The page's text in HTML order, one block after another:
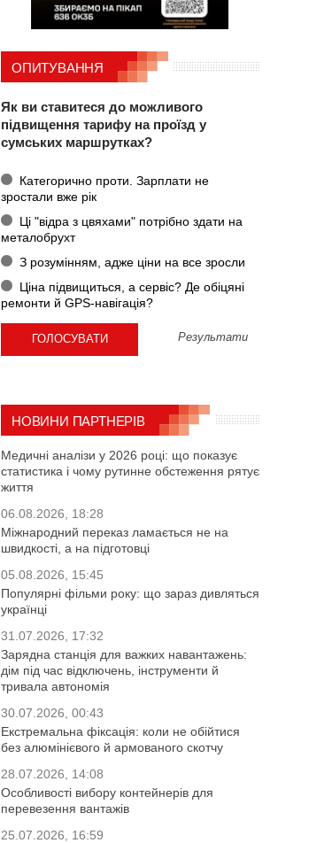
ОПИТУВАННЯ
Як ви ставитеся до можливого
підвищення тарифу на проїзд у
сумських маршрутках?
Категорично проти. Зарплати не
зростали вже рік
Ці "відра з цвяхами" потрібно здати на
металобрухт
З розумінням, адже ціни на все зросли
Ціна підвищиться, а сервіс? Де обіцяні
ремонти й GPS-навігація?
Результати
НОВИНИ ПАРТНЕРІВ
Медичні аналізи у 2026 році: що показує
статистика і чому рутинне обстеження рятує
життя
06.08.2026, 18:28
Міжнародний переказ ламається не на
швидкості, а на підготовці
05.08.2026, 15:45
Популярні фільми року: що зараз дивляться
українці
31.07.2026, 17:32
Зарядна станція для важких навантажень:
дім під час відключень, інструменти й
тривала автономія
30.07.2026, 00:43
Екстремальна фіксація: коли не обійтися
без алюмінієвого й армованого скотчу
28.07.2026, 14:08
Особливості вибору контейнерів для
перевезення вантажів
25.07.2026, 16:59